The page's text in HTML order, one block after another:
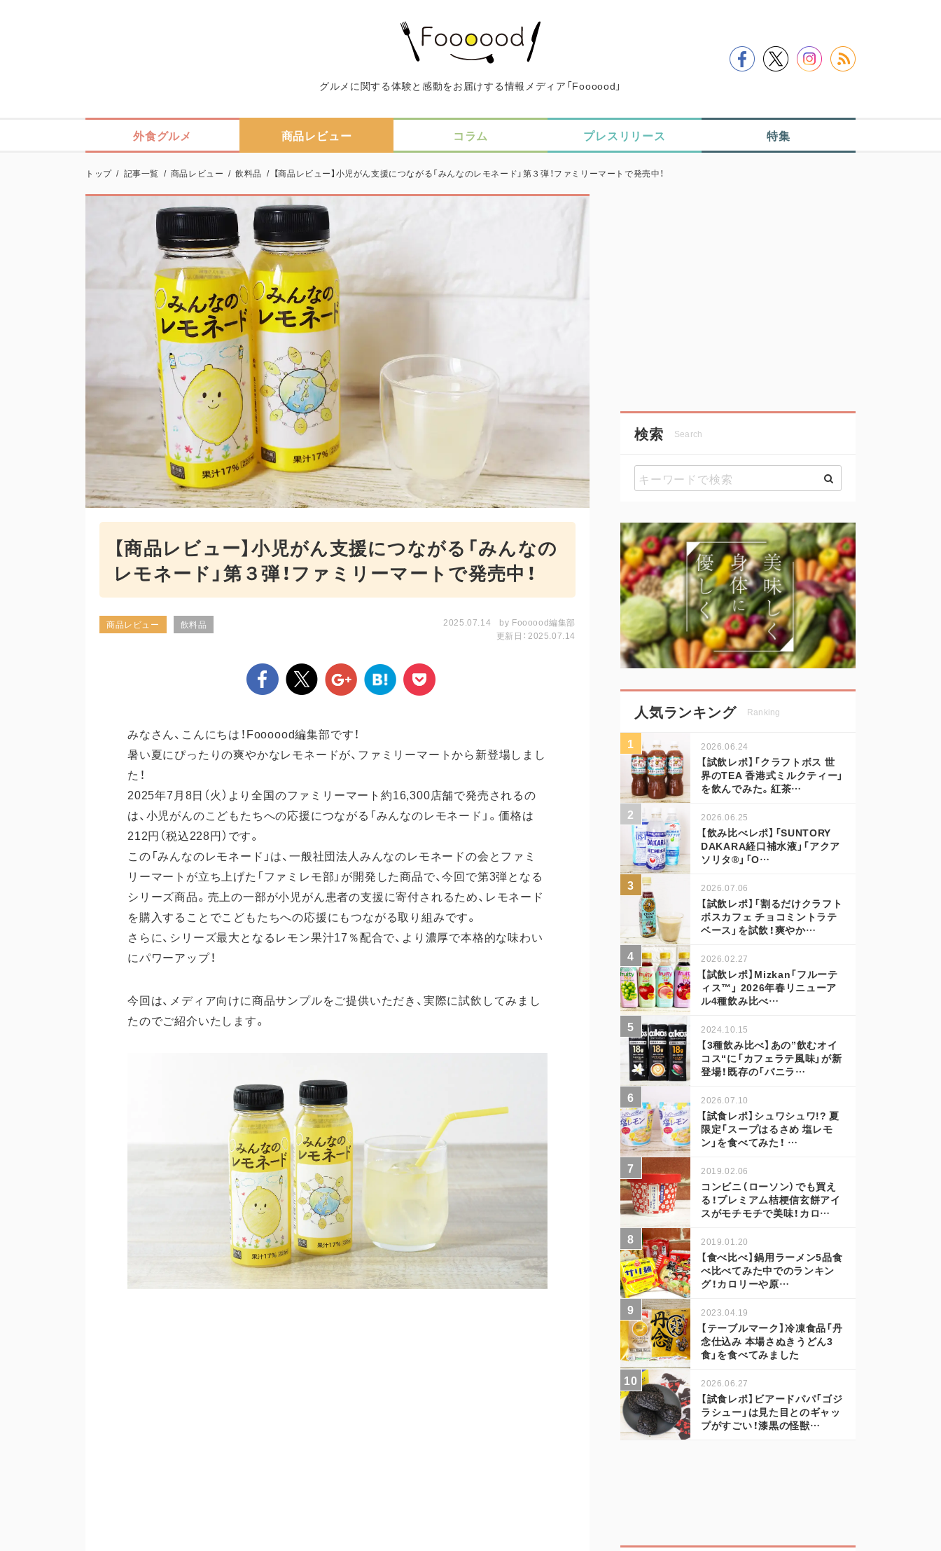
グルメに関する体験と感動をお届けする情報メディア「Foooood」
外食グルメ 商品レビュー コラム プレスリリース 特集
トップ / 記事一覧 / 商品レビュー / 飲料品 / 【商品レビュー】⼩児がん支援につながる「みんなのレモネード」第３弾！ファミリーマートで発売中！
【商品レビュー】⼩児がん支援につながる「みんなの
レモネード」第３弾！ファミリーマートで発売中！
商品レビュー 飲料品 2025.07.14 by Foooood編集部
更新日：2025.07.14
みなさん、こんにちは！Foooood編集部です！
暑い夏にぴったりの爽やかなレモネードが、ファミリーマートから新登場しまし
た！
2025年7月8日（火）より全国のファミリーマート約16,300店舗で発売されるの
は、小児がんのこどもたちへの応援につながる「みんなのレモネード」。価格は
212円（税込228円）です。
この「みんなのレモネード」は、一般社団法人みんなのレモネードの会とファミ
リーマートが立ち上げた「ファミレモ部」が開発した商品で、今回で第3弾となる
シリーズ商品。売上の一部が小児がん患者の支援に寄付されるため、レモネード
を購入することでこどもたちへの応援にもつながる取り組みです。
さらに、シリーズ最大となるレモン果汁17％配合で、より濃厚で本格的な味わい
にパワーアップ！
今回は、メディア向けに商品サンプルをご提供いただき、実際に試飲してみまし
たのでご紹介いたします。
検索 Search
人気ランキング Ranking
2026.06.24
【試飲レポ】「クラフトボス 世
界のTEA 香港式ミルクティー」
を飲んでみた。紅茶…
2026.06.25
【飲み比べレポ】「SUNTORY
DAKARA経口補水液」「アクア
ソリタ®」「O…
2026.07.06
【試飲レポ】「割るだけクラフト
ボスカフェ チョコミントラテ
ベース」を試飲！爽やか…
2026.02.27
【試飲レポ】Mizkan「フルーテ
ィス™」 2026年春リニューア
ル4種飲み比べ…
2024.10.15
【3種飲み比べ】あの”飲むオイ
コス“に「カフェラテ風味」が新
登場！既存の「バニラ…
2026.07.10
【試食レポ】シュワシュワ!? 夏
限定「スープはるさめ 塩レモ
ン」を食べてみた！ …
2019.02.06
コンビニ（ローソン）でも買え
る！プレミアム桔梗信玄餅アイ
スがモチモチで美味！カロ…
2019.01.20
【食べ比べ】鍋用ラーメン5品食
べ比べてみた中でのランキン
グ！カロリーや原…
2023.04.19
【テーブルマーク】冷凍食品「丹
念仕込み 本場さぬきうどん3
食」を食べてみました
2026.06.27
【試食レポ】ビアードパパ「ゴジ
ラシュー」は見た目とのギャッ
プがすごい！漆黒の怪獣…